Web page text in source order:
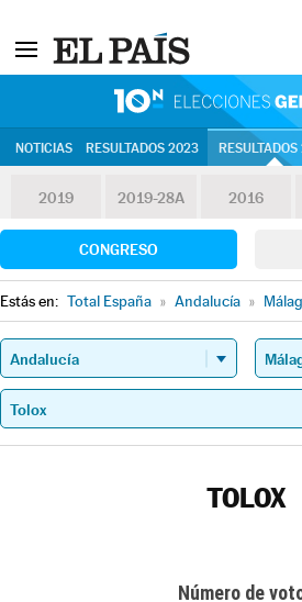
NOTICIAS RESULTADOS 2023
2019 2019-28A 2016
CONGRESO
Estás en: Total España » Andalucía »
TOLOX
Número de